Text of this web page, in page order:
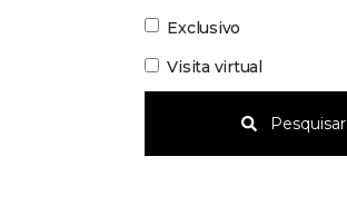
Exclusivo
Visita virtual
Pesquisar